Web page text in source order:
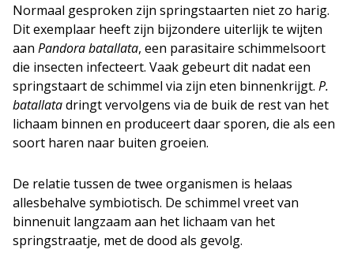
Normaal gesproken zijn springstaarten niet zo harig.
Dit exemplaar heeft zijn bijzondere uiterlijk te wijten
aan Pandora batallata, een parasitaire schimmelsoort
die insecten infecteert. Vaak gebeurt dit nadat een
springstaart de schimmel via zijn eten binnenkrijgt. P.
batallatadringt vervolgens via de buik de rest van het
lichaam binnen en produceert daar sporen, die als een
soort haren naar buiten groeien.
De relatie tussen de twee organismen is helaas
allesbehalve symbiotisch. De schimmel vreet van
binnenuit langzaam aan het lichaam van het
springstraatje, met de dood als gevolg.